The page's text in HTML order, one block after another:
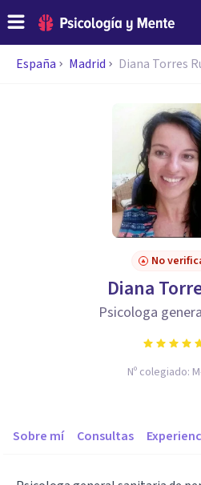
España Madrid Diana Torres
No
Diana
Psicologa
Nº colegiado:
Sobre mí Consultas